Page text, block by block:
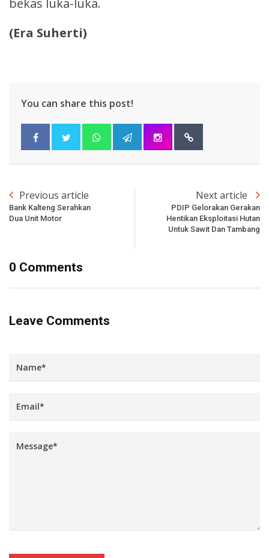
(Era Suherti)
You can share this post!
Previous article
Bank Kalteng Serahkan
Dua Unit Motor
Next article
PDIP Gelorakan Gerakan
Hentikan Eksploitasi Hutan
Untuk Sawit Dan Tambang
0 Comments
Leave Comments